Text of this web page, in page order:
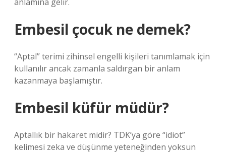
Embesil çocuk ne demek?
“Aptal” terimi zihinsel engelli kişileri tanımlamak için
kullanılır ancak zamanla saldırgan bir anlam
kazanmaya başlamıştır.
Embesil küfür müdür?
Aptallık bir hakaret midir? TDK’ya göre “idiot”
kelimesi zeka ve düşünme yeteneğinden yoksun